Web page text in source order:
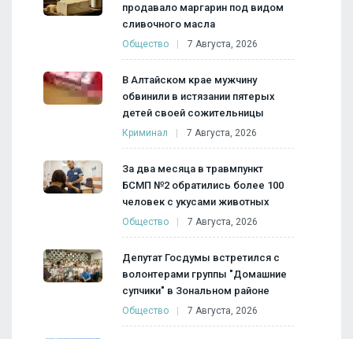
продавало маргарин под видом
сливочного масла
Общество 7 Августа, 2026
В Алтайском крае мужчину
обвинили в истязании пятерых
детей своей сожительницы
Криминал 7 Августа, 2026
За два месяца в травмпункт
БСМП №2 обратились более 100
человек с укусами животных
Общество 7 Августа, 2026
Депутат Госдумы встретился с
волонтерами группы "Домашние
супчики" в Зональном районе
Общество 7 Августа, 2026